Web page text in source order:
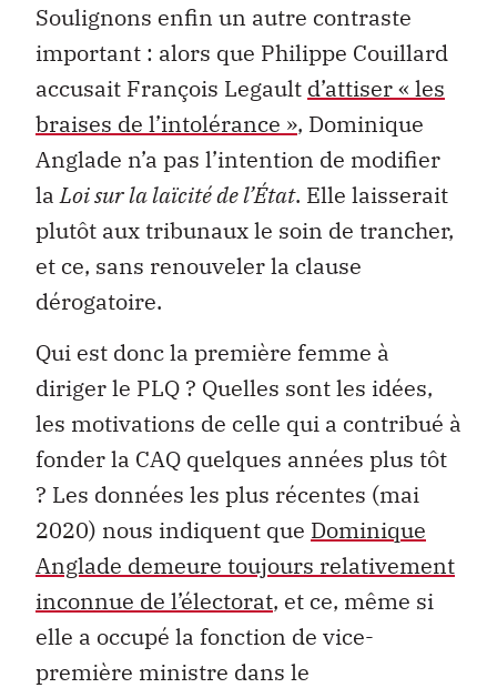
Soulignons enfin un autre contraste
important : alors que Philippe Couillard
accusait François Legault d’attiser « les
braises de l’intolérance », Dominique
Anglade n’a pas l’intention de modifier
laLoi sur la laïcité de l’État. Elle laisserait
plutôt aux tribunaux le soin de trancher,
et ce, sans renouveler la clause
dérogatoire.
Qui est donc la première femme à
diriger le PLQ ? Quelles sont les idées,
les motivations de celle qui a contribué à
fonder la CAQ quelques années plus tôt
? Les données les plus récentes (mai
2020) nous indiquent que Dominique
Anglade demeure toujours relativement
inconnue de l’électorat, et ce, même si
elle a occupé la fonction de vice-
première ministre dans le